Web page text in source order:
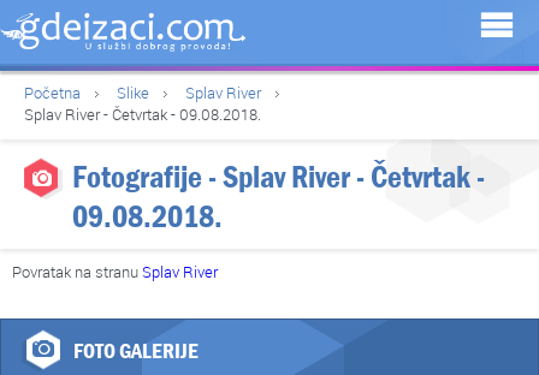
Početna Slike
Splav River
Splav River - Četvrtak - 09.08.2018.
Fotografije - Splav River - Četvrtak -
09.08.2018.
Povratak na stranu Splav River
FOTO GALERIJE